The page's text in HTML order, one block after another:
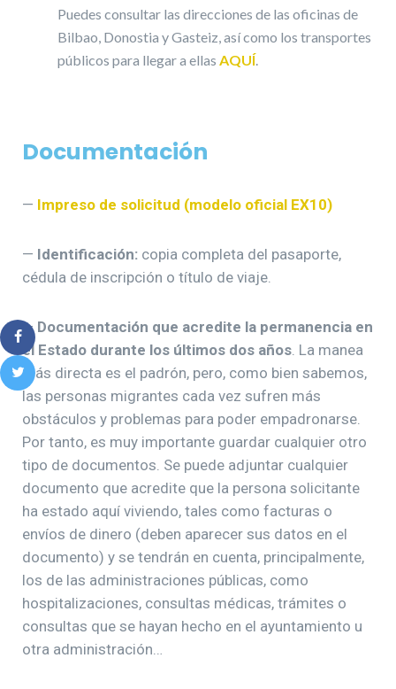
Puedes consultar las direcciones de las oficinas de
Bilbao, Donostia y Gasteiz, así como los transportes
públicos para llegar a ellas AQUÍ.
Documentación
— Impreso de solicitud (modelo oficial EX10)
— Identificación: copia completa del pasaporte,
cédula de inscripción o título de viaje.
— Documentación que acredite la permanencia en
el Estado durante los últimos dos años. La manea
más directa es el padrón, pero, como bien sabemos,
las personas migrantes cada vez sufren más
obstáculos y problemas para poder empadronarse.
Por tanto, es muy importante guardar cualquier otro
tipo de documentos. Se puede adjuntar cualquier
documento que acredite que la persona solicitante
ha estado aquí viviendo, tales como facturas o
envíos de dinero (deben aparecer sus datos en el
documento) y se tendrán en cuenta, principalmente,
los de las administraciones públicas, como
hospitalizaciones, consultas médicas, trámites o
consultas que se hayan hecho en el ayuntamiento u
otra administración…